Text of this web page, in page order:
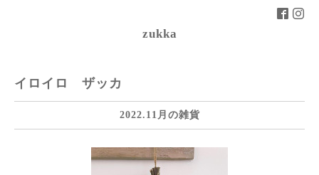
zukka
イロイロ ザッカ
2022.11月の雑貨